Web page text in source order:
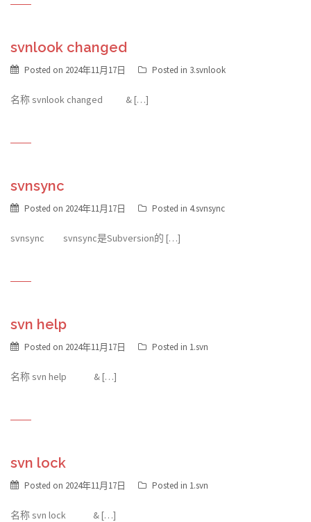
svnlook changed
Posted on 2024年11月17日 Posted in 3.svnlook
名称 svnlook changed & […]
svnsync
Posted on 2024年11月17日 Posted in 4.svnsync
svnsync svnsync是Subversion的 […]
svn help
Posted on 2024年11月17日 Posted in 1.svn
名称 svn help & […]
svn lock
Posted on 2024年11月17日 Posted in 1.svn
名称 svn lock & […]